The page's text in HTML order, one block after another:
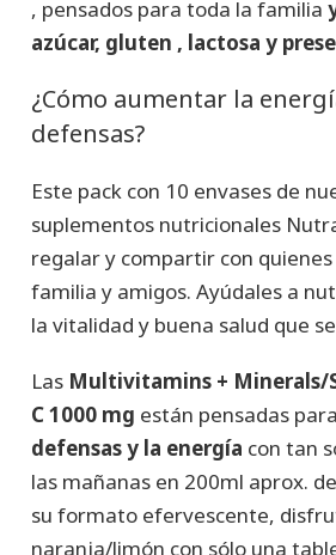
, pensados para toda la familia
azúcar, gluten , lactosa y
¿Cómo aumentar la
defensas?
Este pack con 10 envases de
suplementos nutricionales
regalar y compartir con
familia y amigos. Ayúdales a
la vitalidad y buena salud que
Las Multivitamins + Minerals/
C 1000 mg están pensadas para
defensas y la energía con tan
las mañanas en 200ml aprox.
su formato efervescente,
naranja/limón con sólo una